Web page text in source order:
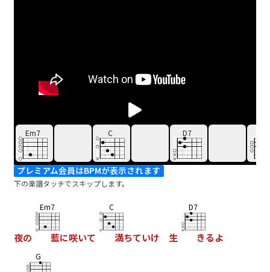
Em7 C D7
プレミアム会員はBPMが表示されます
下の楽譜タッチでスキップします。
夜の
Em7
藍に咲いて
C
満ちていけ 生
D7
きるよ
G